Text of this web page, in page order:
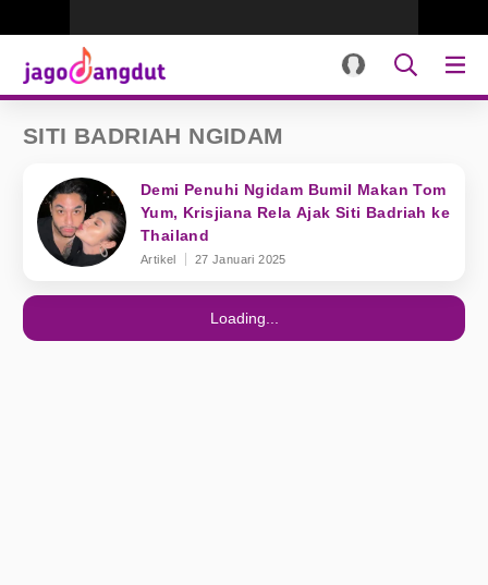
SITI BADRIAH NGIDAM
Demi Penuhi Ngidam Bumil Makan Tom
Yum, Krisjiana Rela Ajak Siti Badriah ke
Thailand
Artikel 27 Januari 2025
Loading...